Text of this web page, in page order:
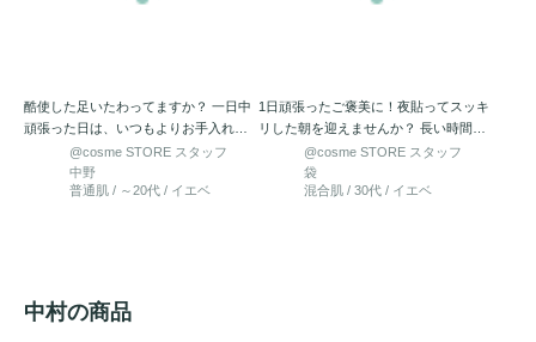
酷使した足いたわってますか？ 一日中
頑張った日は、いつもよりお手入れを
丁寧にしたり、髪や身体のケ…
@cosme STORE スタッフ
中野
普通肌 / ～20代 / イエベ
1日頑張ったご褒美に！夜貼ってスッキ
リした朝を迎えませんか？ 長い時間の
立ち仕事や座りっぱなしの…
@cosme STORE スタッフ
袋
混合肌 / 30代 / イエベ
中村の商品